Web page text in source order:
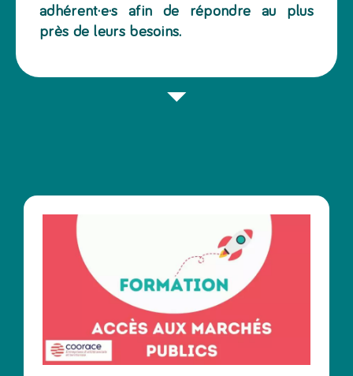
adhérent·e·s afin de répondre au plus
près de leurs besoins.